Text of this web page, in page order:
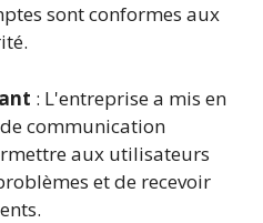
sont conformes aux
: L'entreprise a mis en
communication
aux utilisateurs
et de recevoir